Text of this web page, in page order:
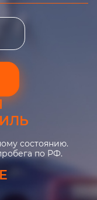
состоянию.
по РФ.